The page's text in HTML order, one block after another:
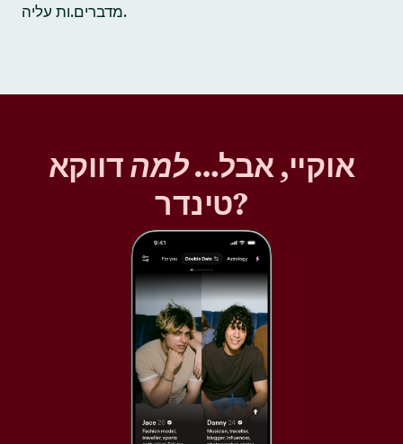
מדברים.ות עליה.
אוקיי, אבל…למהדווקא
טינדר?